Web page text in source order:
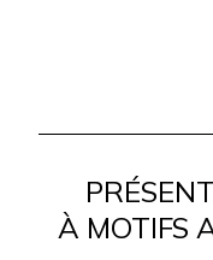
À MOTIFS